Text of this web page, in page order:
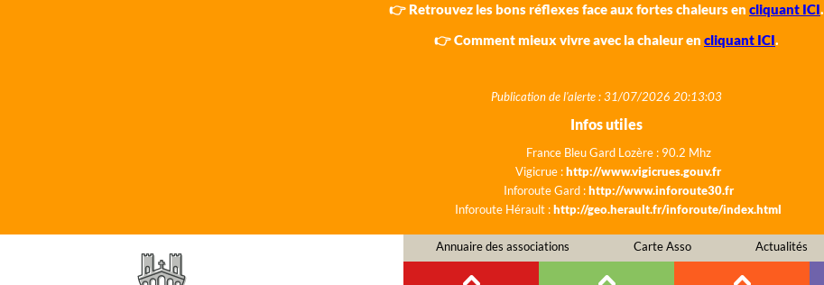
👉 Retrouvez les bons réflexes face aux fortes chaleurs en cliquant ICI.
👉 Comment mieux vivre avec la chaleur en cliquant ICI.
Publication de l'alerte : 31/07/2026 20:13:03
Infos utiles
France Bleu Gard Lozère : 90.2 Mhz
Vigicrue :http://www.vigicrues.gouv.fr
Inforoute Gard :http://www.inforoute30.fr
Inforoute Hérault :http://geo.herault.fr/inforoute/index.html
Annuaire des associations Carte Asso Actualités